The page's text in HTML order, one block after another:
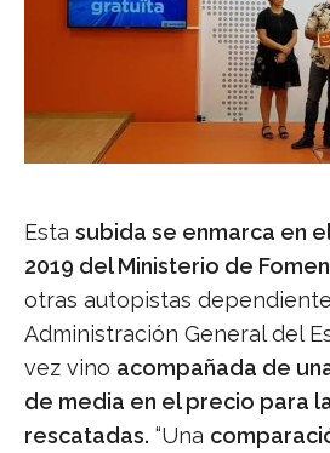
Esta subida se enmarca en
2019 del Ministerio de
otras autopistas
Administración General del
vez vino acompañada de
de media en el precio para
rescatadas. “Una